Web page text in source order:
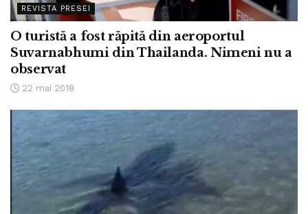
REVISTA PRESEI
O turistă a fost răpită din aeroportul
Suvarnabhumi din Thailanda. Nimeni nu a
observat
22 mai 2018